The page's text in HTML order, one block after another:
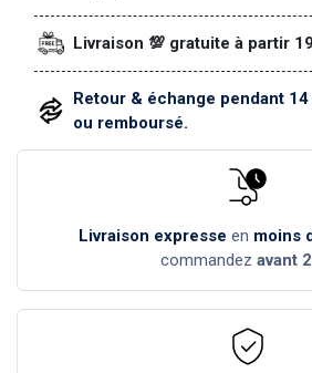
Livraison 💯 gratuite à partir
Retour & échange pendant
ou remboursé.
Livraison expresse en moins
commandez avant